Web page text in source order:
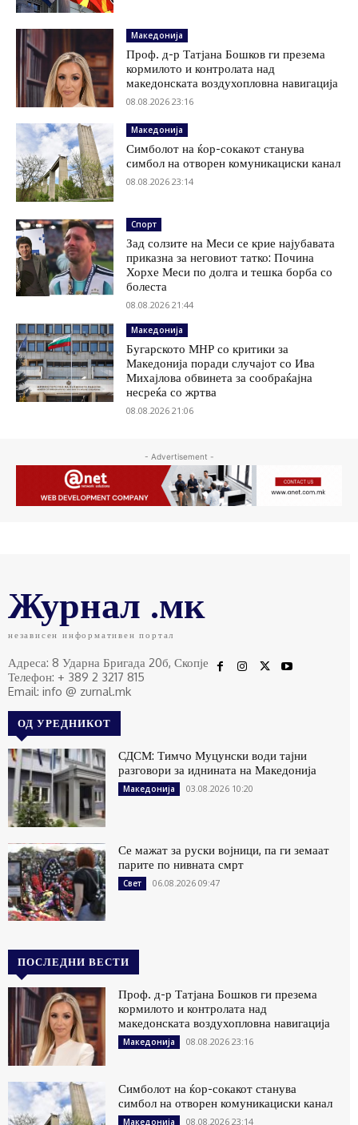
Македонија
Проф. д-р Татјана Бошков ги презема
кормилото и контролата над
македонската воздухопловна навигација
08.08.2026 23:16
Македонија
Симболот на ќор-сокакот станува
симбол на отворен комуникациски канал
08.08.2026 23:14
Спорт
Зад солзите на Меси се крие најубавата
приказна за неговиот татко: Почина
Хорхе Меси по долга и тешка борба со
болеста
08.08.2026 21:44
Македонија
Бугарското МНР со критики за
Македонија поради случајот со Ива
Михајлова обвинета за сообраќајна
несреќа со жртва
08.08.2026 21:06
- Advertisement -
Журнал .мк
независен информативен портал
Адреса: 8 Ударна Бригада 20б, Скопје
Телефон: + 389 2 3217 815
Email: info @ zurnal.mk
ОД УРЕДНИКОТ
СДСМ: Тимчо Муцунски води тајни
разговори за иднината на Македонија
Македонија 03.08.2026 10:20
Се мажат за руски војници, па ги земаат
парите по нивната смрт
Свет 06.08.2026 09:47
ПОСЛЕДНИ ВЕСТИ
Проф. д-р Татјана Бошков ги презема
кормилото и контролата над
македонската воздухопловна навигација
Македонија 08.08.2026 23:16
Симболот на ќор-сокакот станува
симбол на отворен комуникациски канал
Македонија 08.08.2026 23:14